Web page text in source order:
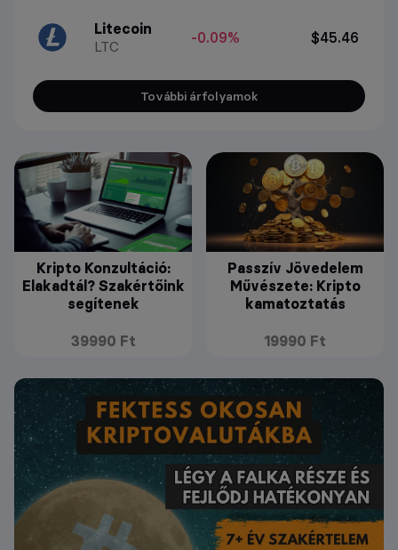
Litecoin
LTC
-0.09% $45.46
További árfolyamok
Kripto Konzultáció:
Elakadtál? Szakértőink
segítenek
39990 Ft
Passzív Jövedelem
Művészete: Kripto
kamatoztatás
19990 Ft